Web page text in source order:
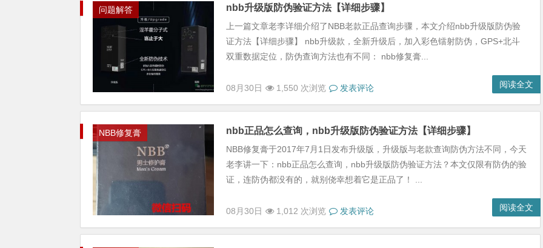
问题解答 nbb升级版防伪验证方法【详细步骤】
上一篇文章老李详细介绍了NBB老款正品查询步骤，本文介绍nbb升级版防伪验
证方法【详细步骤】 nbb升级款，全新升级后，加入彩色镭射防伪，GPS+北斗
双重数据定位，防伪查询方法也有不同： nbb修复膏...
08月30日 1,550 次浏览 发表评论 阅读全文
NBB修复膏 nbb正品怎么查询，nbb升级版防伪验证方法【详细步骤】
NBB修复膏于2017年7月1日发布升级版，升级版与老款查询防伪方法不同，今天
老李讲一下：nbb正品怎么查询，nbb升级版防伪验证方法？本文仅限有防伪的验
证，连防伪都没有的，就别侥幸想着它是正品了！ ...
08月30日 1,012 次浏览 发表评论 阅读全文